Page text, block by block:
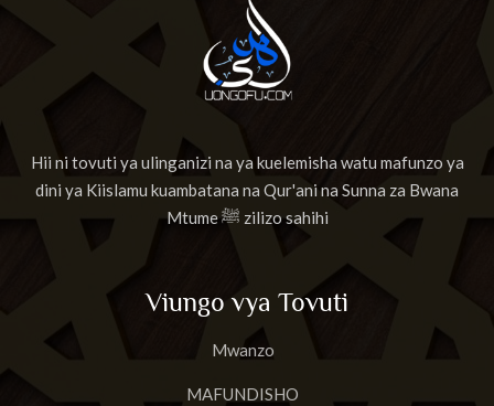
Hii ni tovuti ya ulinganizi na ya kuelemisha watu mafunzo ya
dini ya Kiislamu kuambatana na Qur'ani na Sunna za Bwana
Mtume ﷺ zilizo sahihi
Viungo vya Tovuti
Mwanzo
MAFUNDISHO